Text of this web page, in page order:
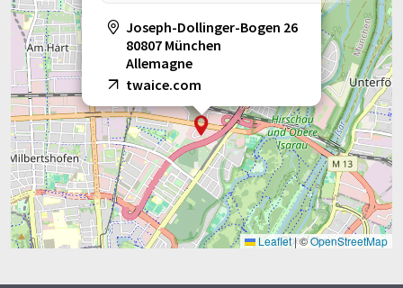
Joseph-Dollinger-Bogen 26
80807 München
Allemagne
twaice.com
Leaflet |©OpenStreetMap